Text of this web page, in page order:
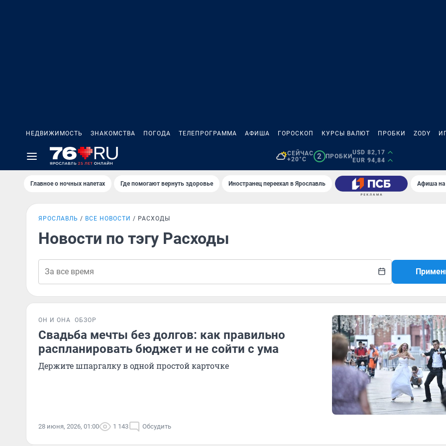
НЕДВИЖИМОСТЬ ЗНАКОМСТВА ПОГОДА ТЕЛЕПРОГРАММА АФИША ГОРОСКОП КУРСЫ ВАЛЮТ ПРОБКИ ZODY
СЕЙЧАС
+20°C
2 ПРОБКИ
USD 82,17
EUR 94,84
Главное о ночных налетах Где помогают вернуть здоровье Иностранец переехал в Ярославль Афиша
ЯРОСЛАВЛЬ ВСЕ НОВОСТИ РАСХОДЫ
Новости по тэгу Расходы
ОН И ОНА ОБЗОР
Свадьба мечты без долгов: как правильно
распланировать бюджет и не сойти с ума
Держите шпаргалку в одной простой карточке
28 июня, 2026, 01:00 1 143 Обсудить